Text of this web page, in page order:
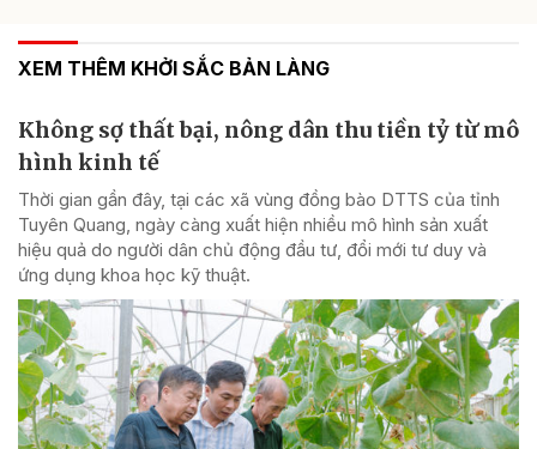
XEM THÊM KHỞI SẮC BẢN LÀNG
Không sợ thất bại, nông dân thu tiền tỷ từ mô
hình kinh tế
Thời gian gần đây, tại các xã vùng đồng bào DTTS của tỉnh
Tuyên Quang, ngày càng xuất hiện nhiều mô hình sản xuất
hiệu quả do người dân chủ động đầu tư, đổi mới tư duy và
ứng dụng khoa học kỹ thuật.